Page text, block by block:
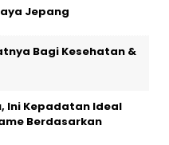
Jepang
Bagi Kesehatan &
Ini Kepadatan Ideal
Berdasarkan